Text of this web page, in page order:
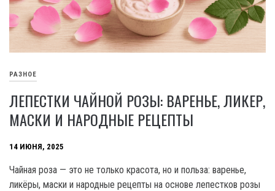
РАЗНОЕ
ЛЕПЕСТКИ ЧАЙНОЙ РОЗЫ: ВАРЕНЬЕ, ЛИКЕР,
МАСКИ И НАРОДНЫЕ РЕЦЕПТЫ
14 ИЮНЯ, 2025
Чайная роза — это не только красота, но и польза: варенье,
ликёры, маски и народные рецепты на основе лепестков розы